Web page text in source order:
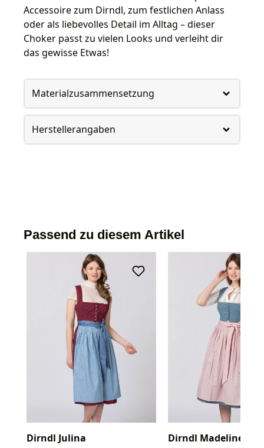
Accessoire zum Dirndl, zum festlichen Anlass
oder als liebevolles Detail im Alltag – dieser
Choker passt zu vielen Looks und verleiht dir
das gewisse Etwas!
Materialzusammensetzung
Herstellerangaben
Passend zu diesem Artikel
Dirndl Julina
Dirndl Madeline